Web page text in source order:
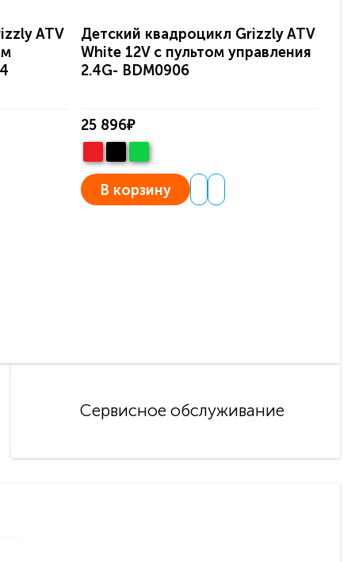
ATV
Детский квадроцикл Grizzly ATV
White 12V с пультом управления
2.4G- BDM0906
25 896₽
В корзину
Сервисное обслуживание